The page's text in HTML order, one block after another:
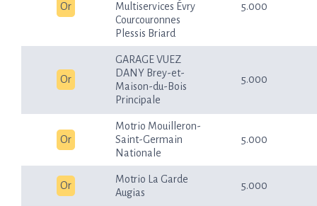
Or
Multiservices Évry
Courcouronnes
Plessis Briard
5.000
Or
GARAGE VUEZ
DANY Brey-et-
Maison-du-Bois
Principale
5.000
Or
Motrio Mouilleron-
Saint-Germain
Nationale
5.000
Or
Motrio La Garde
Augias
5.000